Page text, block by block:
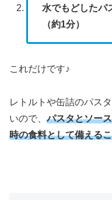
水でもどしたパ
（約1分）
これだけです♪
レトルトや缶詰のパス
いので、パスタとソー
時の食料として備える